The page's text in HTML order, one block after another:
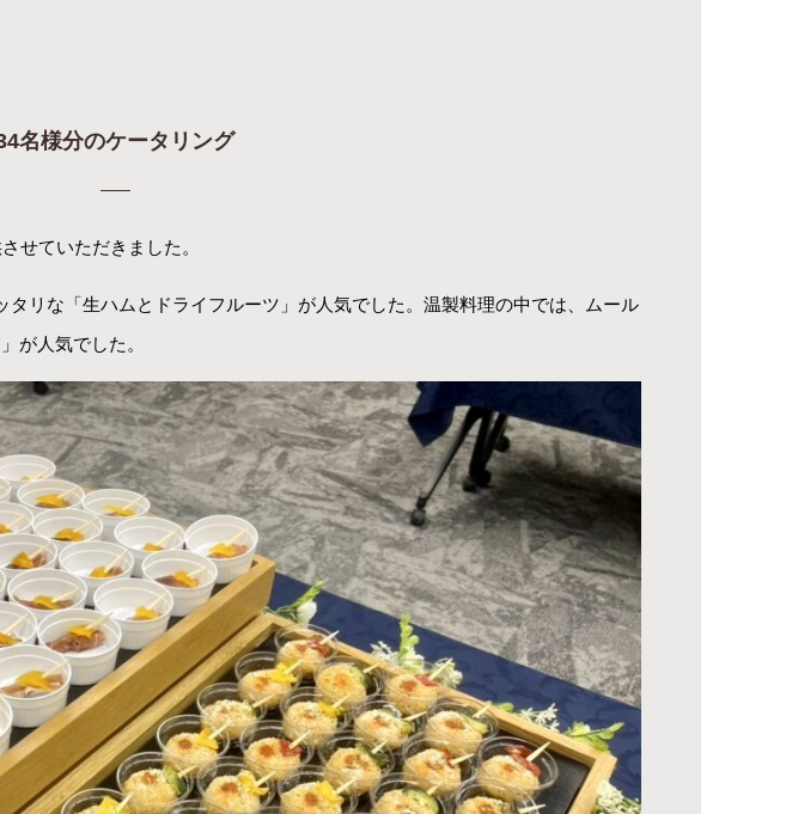
名様分のケータリング
せていただきました。
リな「生ハムとドライフルーツ」が人気でした。温製料理の中では、ムール
が人気でした。